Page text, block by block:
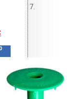
Темно-